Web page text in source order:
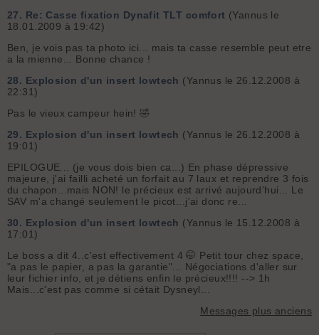
27. Re: Casse fixation Dynafit TLT comfort (Yannus le
18.01.2009 à 19:42)
Ben, je vois pas ta photo ici... mais ta casse resemble peut etre
a la mienne... Bonne chance !
28. Explosion d'un insert lowtech (Yannus le 26.12.2008 à
22:31)
Pas le vieux campeur hein! 🤣
29. Explosion d'un insert lowtech (Yannus le 26.12.2008 à
19:01)
EPILOGUE... (je vous dois bien ca...) En phase dépressive
majeure, j'ai failli acheté un forfait au 7 laux et reprendre 3 fois
du chapon...mais NON! le précieux est arrivé aujourd'hui... Le
SAV m'a changé seulement le picot...j'ai donc re...
30. Explosion d'un insert lowtech (Yannus le 15.12.2008 à
17:01)
Le boss a dit 4..c'est effectivement 4 🤭 Petit tour chez space,
"a pas le papier, a pas la garantie"... Négociations d'aller sur
leur fichier info, et je détiens enfin le précieux!!!! --> 1h
Mais...c'est pas comme si cétait Dysneyl...
Messages plus anciens